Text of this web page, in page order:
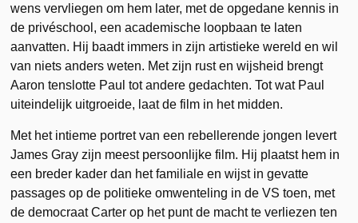
wens vervliegen om hem later, met de opgedane kennis in
de privéschool, een academische loopbaan te laten
aanvatten. Hij baadt immers in zijn artistieke wereld en wil
van niets anders weten. Met zijn rust en wijsheid brengt
Aaron tenslotte Paul tot andere gedachten. Tot wat Paul
uiteindelijk uitgroeide, laat de film in het midden.
Met het intieme portret van een rebellerende jongen levert
James Gray zijn meest persoonlijke film. Hij plaatst hem in
een breder kader dan het familiale en wijst in gevatte
passages op de politieke omwenteling in de VS toen, met
de democraat Carter op het punt de macht te verliezen ten